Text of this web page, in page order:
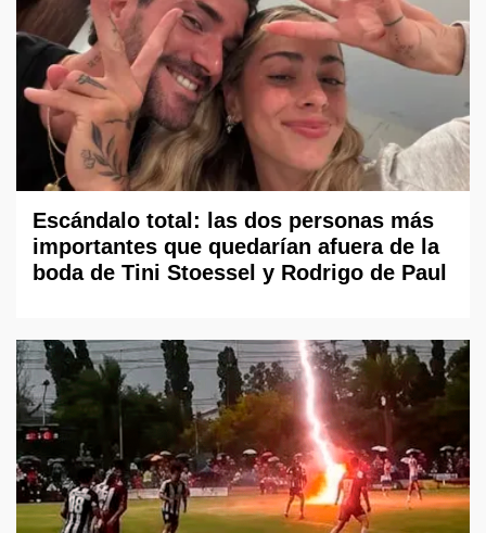
Escándalo total: las dos personas más
importantes que quedarían afuera de la
boda de Tini Stoessel y Rodrigo de Paul